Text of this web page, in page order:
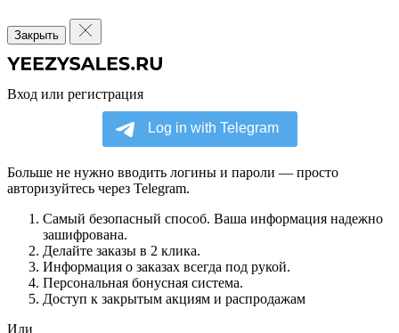
Закрыть
Вход или регистрация
Больше не нужно вводить логины и пароли — просто
авторизуйтесь через Telegram.
Самый безопасный способ. Ваша информация надежно
зашифрована.
Делайте заказы в 2 клика.
Информация о заказах всегда под рукой.
Персональная бонусная система.
Доступ к закрытым акциям и распродажам
Или